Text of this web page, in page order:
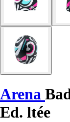
Arena
Ed. ltée